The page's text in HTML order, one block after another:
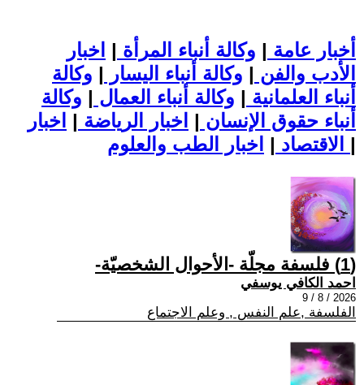
أخبار عامة | وكالة أنباء المرأة | اخبار
الأدب والفن | وكالة أنباء اليسار | وكالة
أنباء العلمانية | وكالة أنباء العمال | وكالة
أنباء حقوق الإنسان | اخبار الرياضة | اخبار
الاقتصاد | |
(1) فلسفة مجلّة -الأحوال الشخصيّة-
احمد الكافي يوسفي
2026 / 8 / 9
الفلسفة ,علم النفس , وعلم الاجتماع